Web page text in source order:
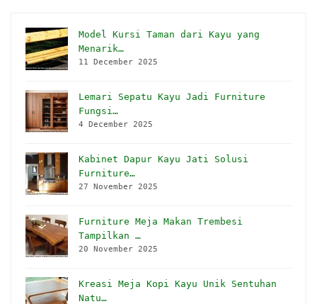
Model Kursi Taman dari Kayu yang
Menarik…
11 December 2025
Lemari Sepatu Kayu Jadi Furniture
Fungsi…
4 December 2025
Kabinet Dapur Kayu Jati Solusi
Furniture…
27 November 2025
Furniture Meja Makan Trembesi
Tampilkan …
20 November 2025
Kreasi Meja Kopi Kayu Unik Sentuhan
Natu…